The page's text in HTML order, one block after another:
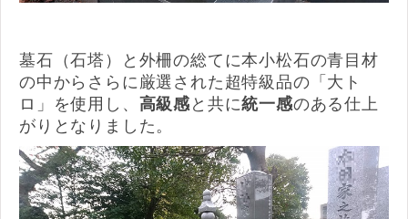
墓石（石塔）と外柵の総てに本小松石の青目材
の中からさらに厳選された超特級品の「大ト
ロ」を使用し、 高級感と共に統一感のある仕上
がりとなりました。